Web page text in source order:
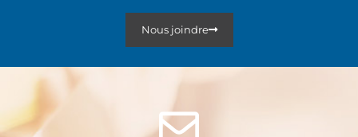
Nous joindre